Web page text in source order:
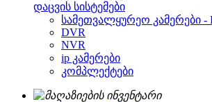
დაცვის სისტემები
სამეთვალყურეო კამერები -
DVR
NVR
ip კამერები
კომპლექტები